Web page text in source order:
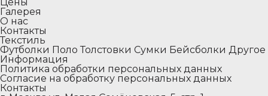
Галерея
О нас
Контакты
Текстиль
Футболки Поло Толстовки Сумки Бейсболки Другое
Информация
Политика обработки персональных данных
Согласие на обработку персональных данных
Контакты